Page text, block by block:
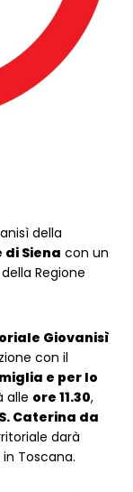
della
di Siena con un
Regione
Giovanisì
con il
e per lo
alle ore 11.30,
Caterina da
darà
Toscana.